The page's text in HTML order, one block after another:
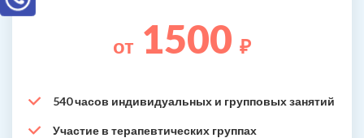
от 1500 ₽
540 часов индивидуальных и групповых занятий
Участие в терапевтических группах